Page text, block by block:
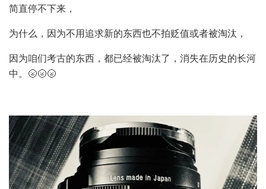
简直停不下来，
为什么，因为不用追求新的东西也不拍贬值或者被淘汰，
因为咱们考古的东西，都已经被淘汰了，消失在历史的长河
中。🌝🌝🌝